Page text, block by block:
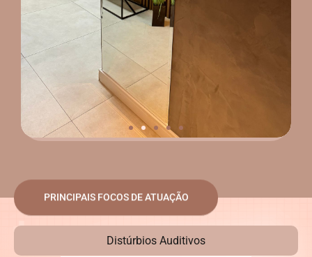
PRINCIPAIS FOCOS DE ATUAÇÃO
Distúrbios Auditivos